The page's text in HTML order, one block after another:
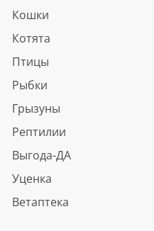
Кошки
Котята
Птицы
Рыбки
Грызуны
Рептилии
Выгода-ДА
Уценка
Ветаптека